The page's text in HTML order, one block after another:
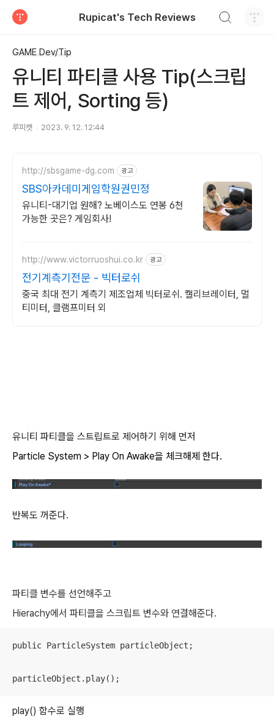
Rupicat's Tech Reviews
GAME Dev/Tip
유니티 파티클 사용 Tip(스크립
트 제어, Sorting 등)
루피캣 2023. 9. 12. 12:44
http://sbsgame-dg.com 광고
SBS아카데미게임학원권민정
유니티-대기업 원해? 노베이스도 연봉 6천
가능한 곳은? 게임회사!
http://www.victorruoshui.co.kr 광고
전기계측기전문 - 빅터로쉬
중국 최대 전기 계측기 제조업체 빅터로쉬. 캘리브레이터, 멀
티미터, 클램프미터 외
유니티 파티클을 스트립트로 제어하기 위해 먼저
Particle System > Play On Awake을 체크해제 한다.
반복도 꺼준다.
파티클 변수를 선언해주고
Hierachy에서 파티클을 스크립트 변수와 연결해준다.
public ParticleSystem particleObject;
particleObject.play();
play() 함수로 실행